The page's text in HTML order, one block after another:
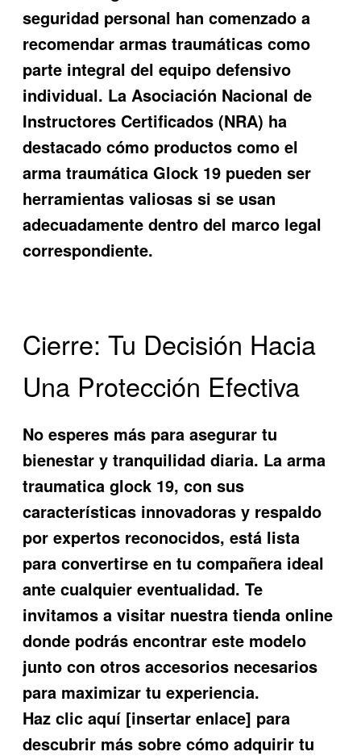
seguridad personal han comenzado a
recomendar armas traumáticas como
parte integral del equipo defensivo
individual. La Asociación Nacional de
Instructores Certificados (NRA) ha
destacado cómo productos como el
arma traumática Glock 19 pueden ser
herramientas valiosas si se usan
adecuadamente dentro del marco legal
correspondiente.
Cierre: Tu Decisión Hacia
Una Protección Efectiva
No esperes más para asegurar tu
bienestar y tranquilidad diaria. Laarma
traumatica glock 19, con sus
características innovadoras y respaldo
por expertos reconocidos, está lista
para convertirse en tu compañera ideal
ante cualquier eventualidad. Te
invitamos a visitar nuestra tienda online
donde podrás encontrar este modelo
junto con otros accesorios necesarios
para maximizar tu experiencia.
Haz clic aquí [insertar enlace] para
descubrir más sobre cómo adquirir tu